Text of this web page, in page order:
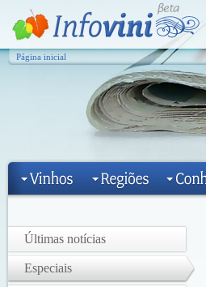
Página inicial
Últimas notícias
Especiais